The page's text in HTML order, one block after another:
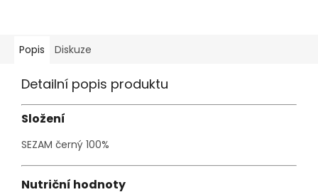
Popis Diskuze
Detailní popis produktu
Složení
SEZAM černý 100%
Nutriční hodnoty